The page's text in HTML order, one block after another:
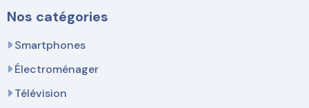
Nos catégories
Smartphones
Électroménager
Télévision